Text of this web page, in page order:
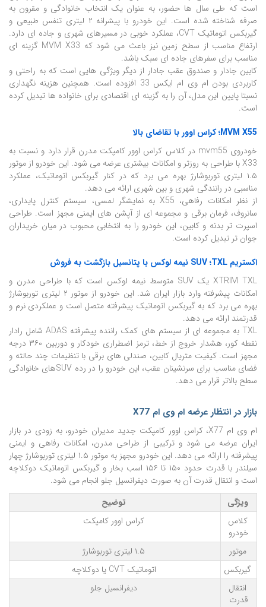
است که طی سال ها حضور، به عنوان یک انتخاب خانوادگی و مقرون به
صرفه شناخته شده است. این خودرو با پیشرانه ۲ لیتری تنفس طبیعی و
گیربکس اتوماتیک CVT، عملکرد خوبی در مسیرهای شهری و جاده ای دارد.
ارتفاع مناسب از سطح زمین نیز باعث می شود که MVM X33 گزینه ای
مناسب برای سفرهای جاده ای سبک باشد.
کابین جادار و صندوق عقب جادار از دیگر ویژگی هایی است که به راحتی و
کاربردی بودن ام وی ام ایکس 33 افزوده است. همچنین هزینه نگهداری
نسبتا پایین این مدل، آن را به گزینه ای اقتصادی برای خانواده ها تبدیل کرده
است.
MVM X55؛ کراس اوور با تقاضای بالا
خودروی mvm55 در کلاس کراس اوور کامپکت مدرن قرار دارد و نسبت به
X33 با طراحی به روزتر و امکانات بیشتری عرضه می شود. این خودرو از موتور
۱.۵ لیتری توربوشارژ بهره می برد که در کنار گیربکس اتوماتیک، عملکرد
مناسبی در رانندگی شهری و بین شهری ارائه می دهد.
از نظر امکانات رفاهی، X55 به نمایشگر لمسی، سیستم کنترل پایداری،
سانروف، فرمان برقی و مجموعه ای از آپشن های ایمنی مجهز است. طراحی
اسپرت تر بدنه و کابین، این خودرو را به انتخابی محبوب در میان خریداران
جوان تر تبدیل کرده است.
اکستریم TXL؛ SUV نیمه لوکس با پتانسیل بازگشت به فروش
XTRIM TXL یک SUV متوسط نیمه لوکس است که با طراحی مدرن و
امکانات پیشرفته وارد بازار ایران شد. این خودرو از موتور ۲ لیتری توربوشارژ
بهره می برد که به گیربکس اتوماتیک پیشرفته متصل است و عملکردی نرم و
قدرتمند ارائه می دهد.
TXL به مجموعه ای از سیستم های کمک راننده پیشرفته ADAS شامل رادار
نقطه کور، هشدار خروج از خط، ترمز اضطراری خودکار و دوربین ۳۶۰ درجه
مجهز است. کیفیت متریال کابین، صندلی های برقی با تنظیمات چند حالته و
فضای مناسب برای سرنشینان عقب، این خودرو را در رده SUVهای خانوادگی
سطح بالاتر قرار می دهد.
بازار در انتظار عرضه ام وی ام X77
ام وی ام X77، کراس اوور کامپکت جدید مدیران خودرو، به زودی در بازار
ایران عرضه می شود و ترکیبی از طراحی مدرن، امکانات رفاهی و ایمنی
پیشرفته را ارائه می دهد. این خودرو مجهز به موتور ۱.۵ لیتری توربوشارژ چهار
سیلندر با قدرت حدود ۱۵۰ تا ۱۵۶ اسب بخار و گیربکس اتوماتیک دوکلاچه
است و انتقال قدرت آن به صورت دیفرانسیل جلو انجام می شود.
ویژگی
توضیح
کلاس
خودرو
کراس اوور کامپکت
موتور
گیربکس
اتوماتیک CVT یا دوکلاچه
انتقال
قدرت
دیفرانسیل جلو